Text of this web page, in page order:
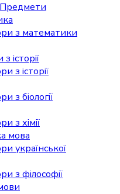
з математики
історії
з історії
з біології
з хімії
мова
української
з філософії